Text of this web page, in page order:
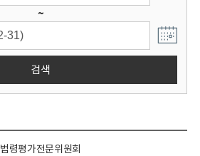
~
검색
법령평가전문위원회